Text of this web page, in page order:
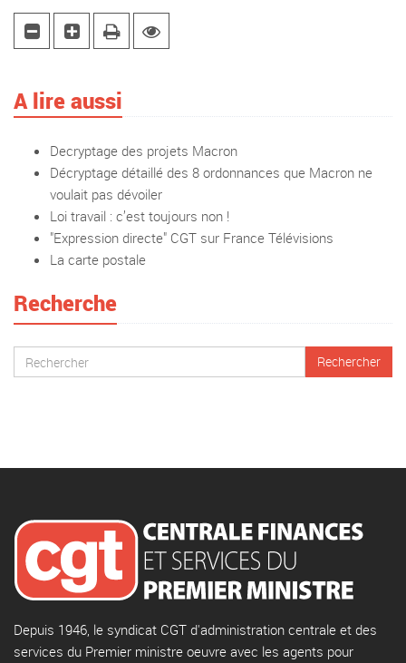
A lire aussi
Decryptage des projets Macron
Décryptage détaillé des 8 ordonnances que Macron ne
voulait pas dévoiler
Loi travail : c’est toujours non !
"Expression directe" CGT sur France Télévisions
La carte postale
Recherche
Depuis 1946, le syndicat CGT d'administration centrale et des
services du Premier ministre oeuvre avec les agents pour